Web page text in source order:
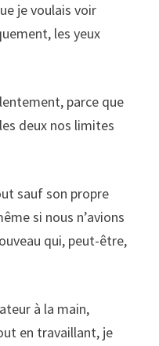
je voulais voir
les yeux
parce que
deux nos limites
sauf son propre
si nous n’avions
qui, peut-être,
à la main,
en travaillant, je